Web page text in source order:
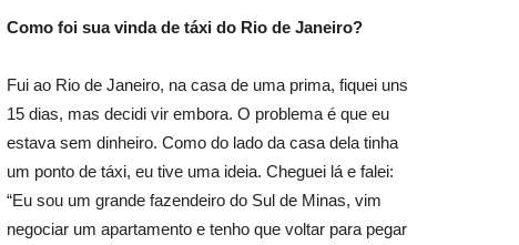
Como foi sua vinda de táxi do Rio de Janeiro?
Fui ao Rio de Janeiro, na casa de uma prima, fiquei uns
15 dias, mas decidi vir embora. O problema é que eu
estava sem dinheiro. Como do lado da casa dela tinha
um ponto de táxi, eu tive uma ideia. Cheguei lá e falei:
“Eu sou um grande fazendeiro do Sul de Minas, vim
negociar um apartamento e tenho que voltar para pegar